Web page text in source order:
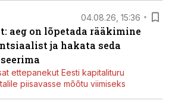
04.08.26, 15:36
aeg on lõpetada rääkimine
ja hakata seda
ettepanekut Eesti kapitalituru
piisavasse mõõtu viimiseks